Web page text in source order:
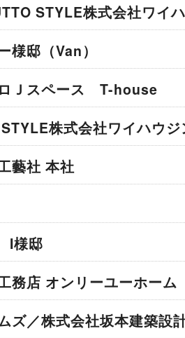
STYLE株式会社ワイ
様邸（Van）
Ｊスペース T-house
株式会社ワイハウジ
藝社 本社
I様邸
務店 オンリーユーホー
ズ／株式会社坂本建築